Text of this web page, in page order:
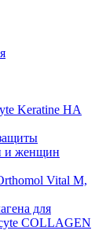
Keratine НА
и женщин
Vital M,
для
COLLAGEN